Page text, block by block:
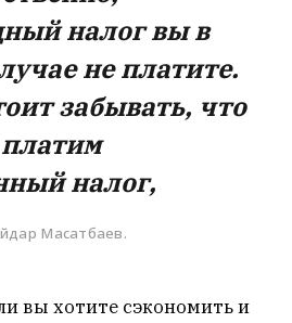
налог вы в
не платите.
забывать, что
налог,
Масатбаев.
вы хотите сэкономить и